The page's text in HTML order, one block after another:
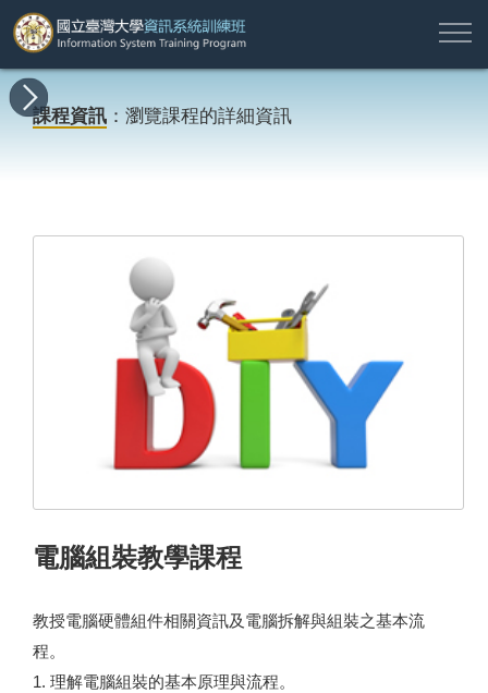
所
有
課
新
消
程
地
資
簡
業
名
名
資
於
本
願
專
註
入
課程資訊 ：瀏覽課程的詳細資訊
電腦組裝教學課程
教授電腦硬體組件相關資訊及電腦拆解與組裝之基本流
程。
1. 理解電腦組裝的基本原理與流程。